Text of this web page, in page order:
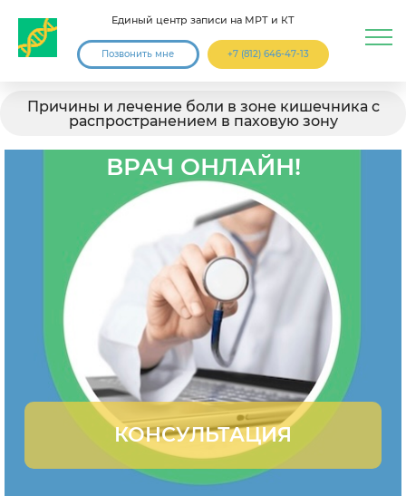
Единый центр записи на МРТ и КТ
Позвонить мне +7 (812) 646-47-13
Причины и лечение боли в зоне кишечника с
распространением в паховую зону
КОНСУЛЬТАЦИЯ
ВРАЧ ОНЛАЙН!